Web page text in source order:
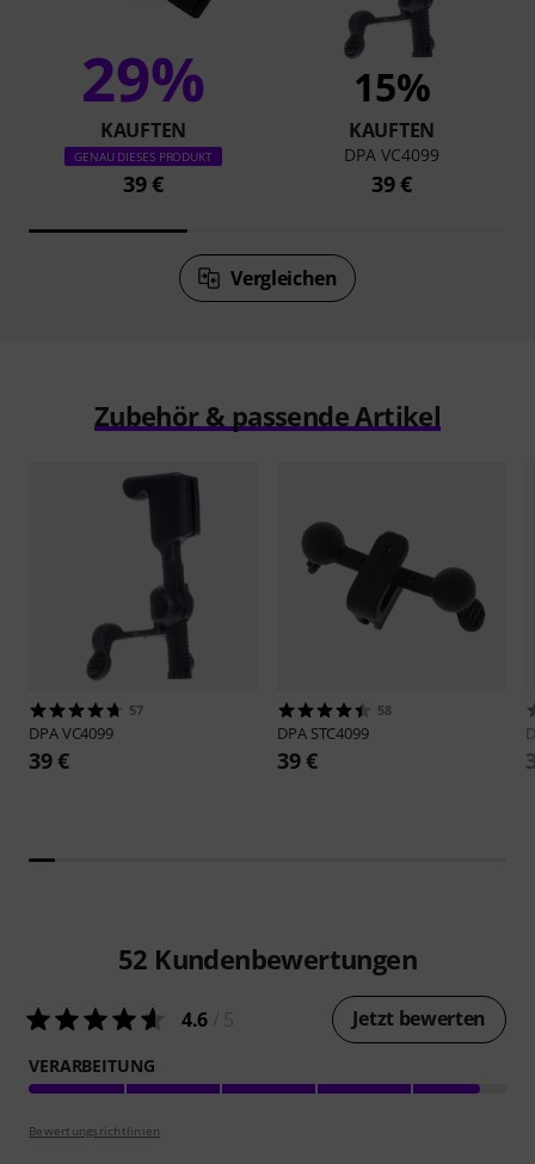
29%
KAUFTEN
GENAU DIESES PRODUKT
39 €
15%
KAUFTEN
DPA VC4099
39 €
Vergleichen
Zubehör & passende Artikel
57
DPAVC4099
39 €
58
DPA STC4099
39 €
52 Kundenbewertungen
4.6 Jetzt bewerten
VERARBEITUNG
Bewertungsrichtlinien